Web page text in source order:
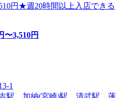
円★週20時間以上入店できる
〜3,510円
1
駅、加納(宮崎)駅、清武駅、蓮